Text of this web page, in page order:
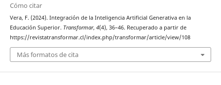
Cómo citar
Vera, F. (2024). Integración de la Inteligencia Artificial Generativa en la
Educación Superior. Transformar, 4(4), 36–46. Recuperado a partir de
https://revistatransformar.cl/index.php/transformar/article/view/108
Más formatos de cita